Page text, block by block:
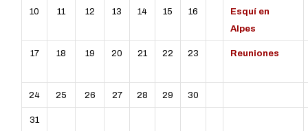
10 11 12 13 14 15 16
Esquí en
Alpes
17 18 19 20 21 22 23 Reuniones
24 25 26 27 28 29 30
31